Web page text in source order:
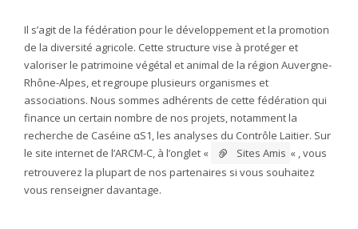
Il s’agit de la fédération pour le développement et la promotion
de la diversité agricole. Cette structure vise à protéger et
valoriser le patrimoine végétal et animal de la région Auvergne-
Rhône-Alpes, et regroupe plusieurs organismes et
associations. Nous sommes adhérents de cette fédération qui
finance un certain nombre de nos projets, notamment la
recherche de Caséine αS1, les analyses du Contrôle Laitier. Sur
le site internet de l’ARCM-C, à l’onglet «
Sites Amis « , vous
retrouverez la plupart de nos partenaires si vous souhaitez
vous renseigner davantage.